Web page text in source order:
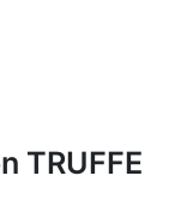
TRUFFE